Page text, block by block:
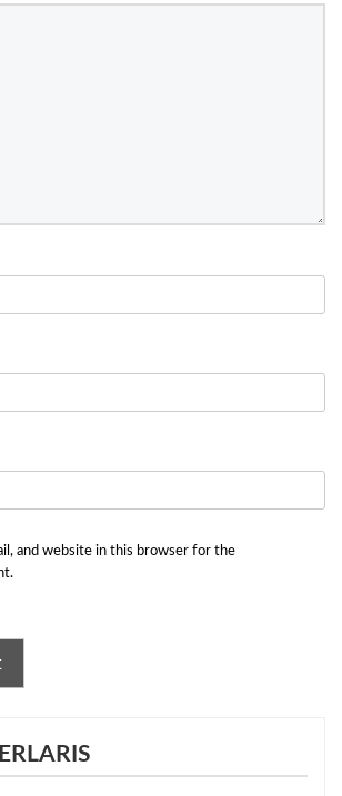
and website in this browser for the